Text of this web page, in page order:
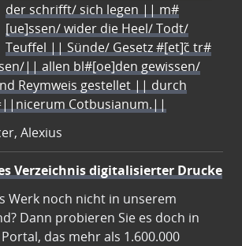
der schrifft/ sich legen || m#
[ue]ssen/ wider die Heel/ Todt/
Teuffel || Sünde/ Gesetz #[et]c̃ tr#
|| allen bl#[oe]den gewissen/
Reymweis gestellet || durch
Cotbusianum.||
Alexius
Verzeichnis digitalisierter Drucke
Werk noch nicht in unserem
Dann probieren Sie es doch in
das mehr als 1.600.000